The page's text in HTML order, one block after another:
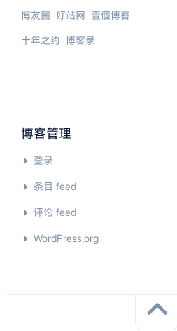
博友圈 好站网 壹個博客
十年之约 博客录
博客管理
登录
条目 feed
评论 feed
WordPress.org